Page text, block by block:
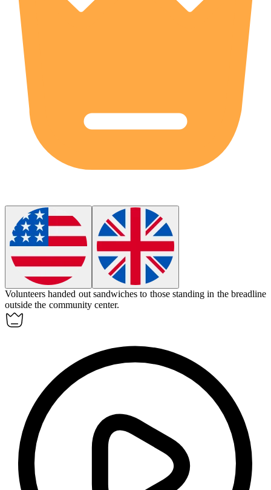
Volunteers handed out sandwiches to those standing in the breadline
outside the community center.